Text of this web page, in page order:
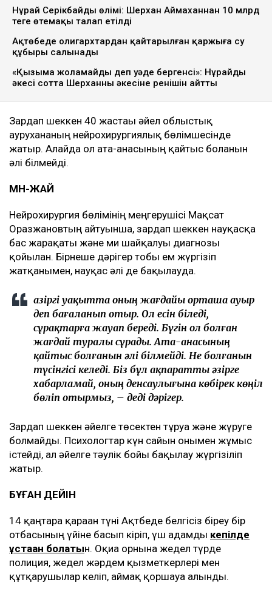
Нұрай Серікбайдың өлімі: Шерхан Аймаханнан 10 млрд
теңге өтемақы талап етілді
Ақтөбеде олигархтардан қайтарылған қаржыға су
құбыры салынады
«Қызыма жоламайды деп уәде бергенсің»: Нұрайдың
әкесі сотта Шерханның әкесіне ренішін айтты
Зардап шеккен 40 жастағы әйел облыстық
аурухананың нейрохирургиялық бөлімшесінде
жатыр. Алайда ол ата-анасының қайтыс болғанын
әлі білмейді.
МӘН-ЖАЙ
Нейрохирургия бөлімінің меңгерушісі Мақсат
Оразжановтың айтуынша, зардап шеккен науқасқа
бас жарақаты және ми шайқалуы диагнозы
қойылған. Бірнеше дәрігер тобы ем жүргізіп
жатқанымен, науқас әлі де бақылауда.
Қазіргі уақытта оның жағдайы орташа ауыр
деп бағаланып отыр. Ол есін біледі,
сұрақтарға жауап береді. Бүгін ол болған
жағдай туралы сұрады. Ата-анасының
қайтыс болғанын әлі білмейді. Не болғанын
түсінгісі келеді. Біз бұл ақпаратты әзірге
хабарламай, оның денсаулығына көбірек көңіл
бөліп отырмыз, – деді дәрігер.
Зардап шеккен әйелге төсектен тұруға және жүруге
болмайды. Психологтар күн сайын онымен жұмыс
істейді, ал әйелге тәулік бойы бақылау жүргізіліп
жатыр.
БҰҒАН ДЕЙІН
14 қаңтарға қараған түні Ақтбеде белгісіз біреу бір
отбасының үйіне басып кіріп, үш адамды кепілде
ұстаған болатын. Оқиға орнына жедел түрде
полиция, жедел жәрдем қызметкерлері мен
құтқарушылар келіп, аймақ қоршауға алынды.